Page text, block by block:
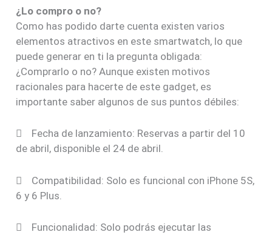
¿Lo compro o no?
Como has podido darte cuenta existen varios
elementos atractivos en este smartwatch, lo que
puede generar en ti la pregunta obligada:
¿Comprarlo o no? Aunque existen motivos
racionales para hacerte de este gadget, es
importante saber algunos de sus puntos débiles:
 Fecha de lanzamiento: Reservas a partir del 10
de abril, disponible el 24 de abril.
 Compatibilidad: Solo es funcional con iPhone 5S,
6 y 6 Plus.
 Funcionalidad: Solo podrás ejecutar las